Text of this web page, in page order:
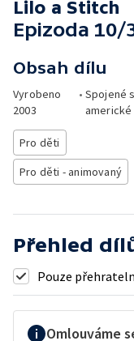
Lilo a Stitch
Epizoda 10/
Obsah dílu
Vyrobeno
2003
• Spojené
americké
Pro děti
Pro děti - animovaný
Přehled
Pouze
Omlouváme